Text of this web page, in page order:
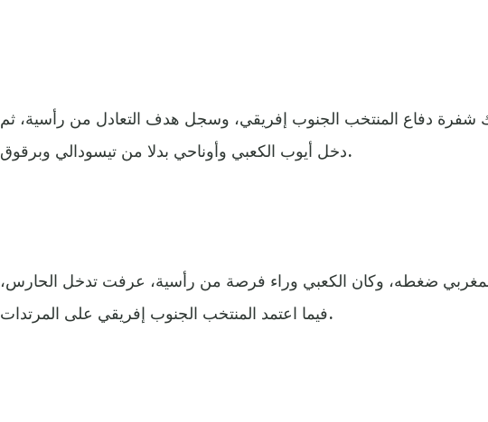
دفاع المنتخب الجنوب إفريقي، وسجل هدف التعادل من رأسية، ثم
دخل أيوب الكعبي وأوناحي بدلا من تيسودالي وبرقوق.
ضغطه، وكان الكعبي وراء فرصة من رأسية، عرفت تدخل الحارس،
فيما اعتمد المنتخب الجنوب إفريقي على المرتدات.